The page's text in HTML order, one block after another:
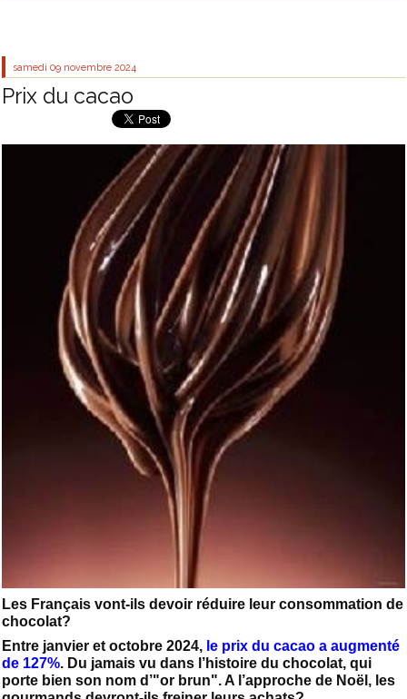
samedi 09 novembre 2024
Prix du cacao
Les Français vont-ils devoir réduire leur consommation de
chocolat?
Entre janvier et octobre 2024, le prix du cacao a augmenté
de 127%. Du jamais vu dans l’histoire du chocolat, qui
porte bien son nom d’"or brun". A l’approche de Noël, les